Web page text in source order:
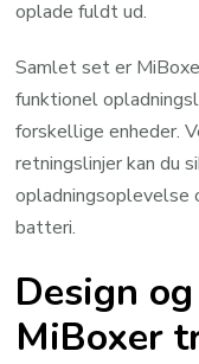
oplade fuldt ud.
Samlet set er
funktionel
forskellige enheder.
retningslinjer kan du
opladningsoplevelse
batteri.
Design
MiBoxer